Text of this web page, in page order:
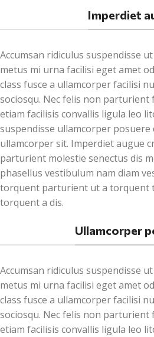
Imperdiet
Accumsan ridiculus suspendisse
metus mi urna facilisi eget amet
class fusce a ullamcorper facilisi
sociosqu. Nec felis non parturient
etiam facilisis convallis ligula leo
suspendisse ullamcorper
ullamcorper sit. Imperdiet augue
parturient molestie senectus dis
phasellus vestibulum nam diam
torquent parturient ut a torquent
torquent a dis.
Ullamcorper
Accumsan ridiculus suspendisse
metus mi urna facilisi eget amet
class fusce a ullamcorper facilisi
sociosqu. Nec felis non parturient
etiam facilisis convallis ligula leo